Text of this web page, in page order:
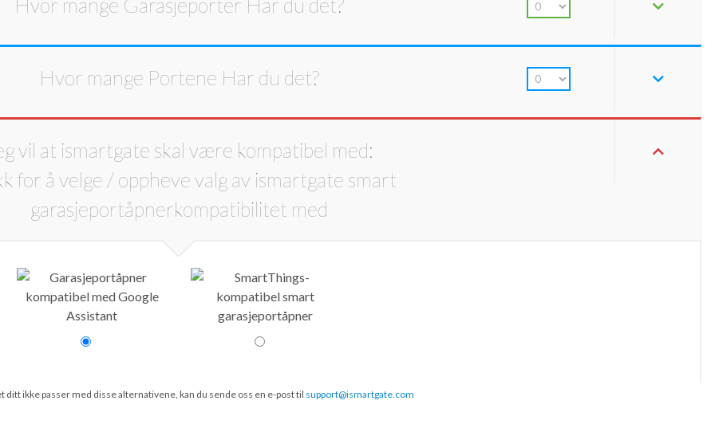
Hvor mange Portene Har du det?
vil at ismartgate skal være kompatibel med:
ditt ikke passer med disse alternativene, kan du sende oss en e-post til support@ismartgate.com